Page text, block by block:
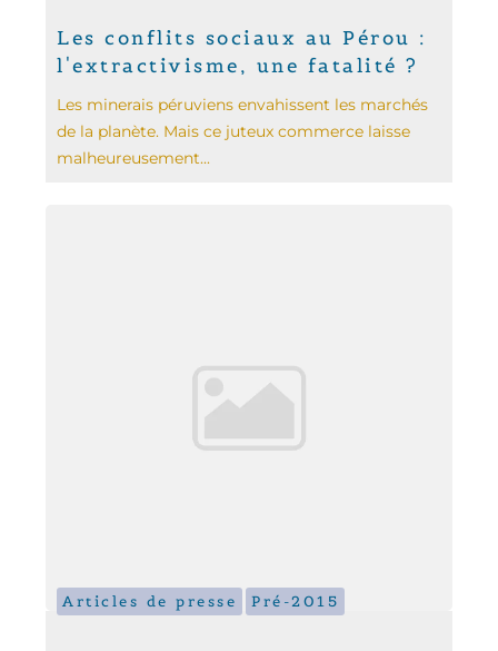
Les conflits sociaux au Pérou :
l'extractivisme, une fatalité ?
Les minerais péruviens envahissent les marchés
de la planète. Mais ce juteux commerce laisse
malheureusement...
Articles de presse Pré-2015